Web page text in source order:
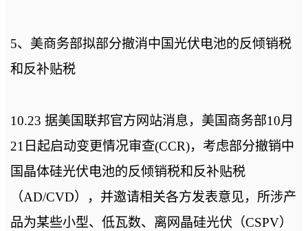
5、美商务部拟部分撤消中国光伏电池的反倾销税
和反补贴税
10.23 据美国联邦官方网站消息，美国商务部10月
21日起启动变更情况审查(CCR)，考虑部分撤销中
国晶体硅光伏电池的反倾销税和反补贴税
（AD/CVD），并邀请相关各方发表意见，所涉产
品为某些小型、低瓦数、离网晶硅光伏（CSPV）